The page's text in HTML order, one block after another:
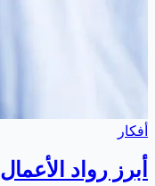
أفكار
أبرز رواد